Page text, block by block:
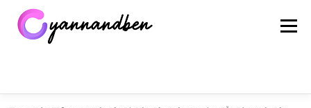
content
Menu